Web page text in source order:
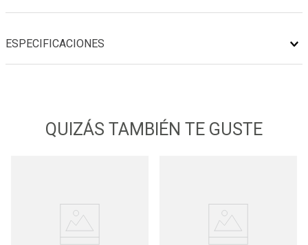
ESPECIFICACIONES
QUIZÁS TAMBIÉN TE GUSTE